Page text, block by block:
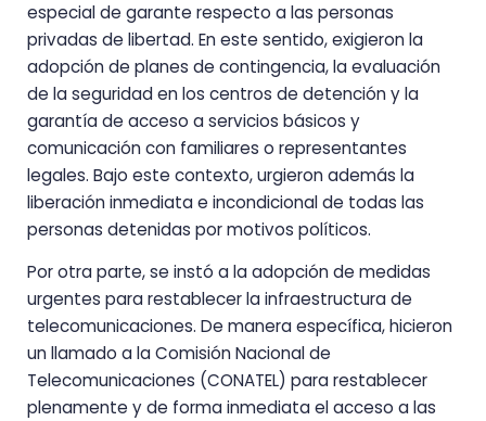
especial de garante respecto a las personas
privadas de libertad. En este sentido, exigieron la
adopción de planes de contingencia, la evaluación
de la seguridad en los centros de detención y la
garantía de acceso a servicios básicos y
comunicación con familiares o representantes
legales. Bajo este contexto, urgieron además la
liberación inmediata e incondicional de todas las
personas detenidas por motivos políticos.
Por otra parte, se instó a la adopción de medidas
urgentes para restablecer la infraestructura de
telecomunicaciones. De manera específica, hicieron
un llamado a la Comisión Nacional de
Telecomunicaciones (CONATEL) para restablecer
plenamente y de forma inmediata el acceso a las